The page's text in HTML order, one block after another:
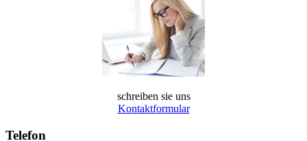
schreiben sie uns
Kontaktformular
Telefon